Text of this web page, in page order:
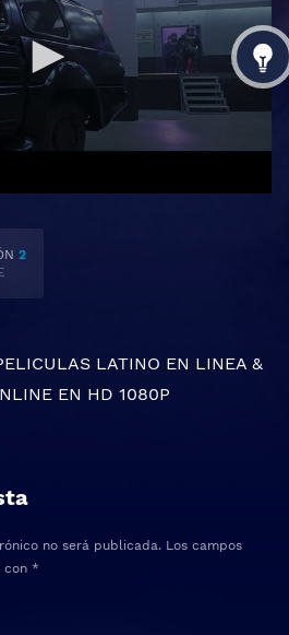
2
LATINO EN LINEA &
EN HD 1080P
no será publicada. Los campos
con *